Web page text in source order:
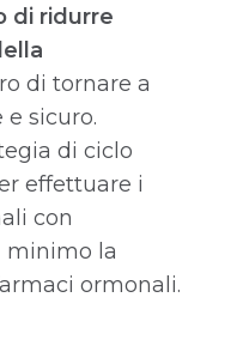
di ridurre
di tornare a
sicuro.
di ciclo
effettuare i
con
minimo la
ormonali.